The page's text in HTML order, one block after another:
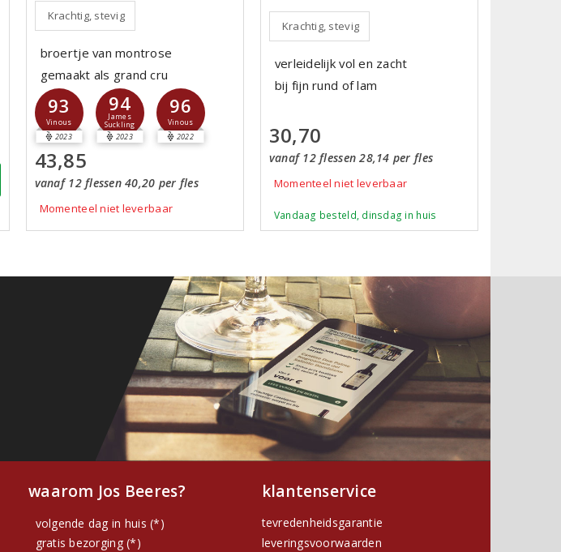
Krachtig, stevig
broertje van montrose
gemaakt als grand cru
93
Vinous
2023
94
James
Suckling
2023
96
Vinous
2022
43,85
vanaf 12 flessen 40,20 per fles
Momenteel niet leverbaar
Krachtig, stevig
verleidelijk vol en zacht
bij fijn rund of lam
30,70
vanaf 12 flessen 28,14 per fles
Momenteel niet leverbaar
Vandaag besteld, dinsdag in huis
waarom Jos Beeres?
volgende dag in huis (*)
gratis bezorging (*)
klantenservice
tevredenheidsgarantie
leveringsvoorwaarden